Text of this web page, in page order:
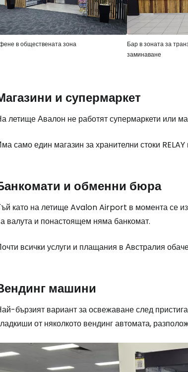
в обществената зона
Бар в зоната за
заминаване
и супермаркет
летище Авалон не работят супермаркети или
само един магазин за хранителни стоки
и обменни бюра
като на летище Avalon Airport в момента се
валута и понастоящем няма банкомат.
всички услуги и плащания в Австралия
машини
бързият вариант за освежаване след
от няколкото вендинг автомата,
... световната общност на